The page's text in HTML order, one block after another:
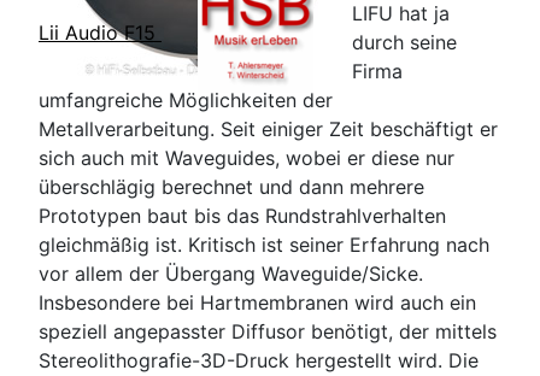
Lii Audio F15
LIFU hat ja
durch seine
Firma
umfangreiche Möglichkeiten der
Metallverarbeitung. Seit einiger Zeit beschäftigt er
sich auch mit Waveguides, wobei er diese nur
überschlägig berechnet und dann mehrere
Prototypen baut bis das Rundstrahlverhalten
gleichmäßig ist. Kritisch ist seiner Erfahrung nach
vor allem der Übergang Waveguide/Sicke.
Insbesondere bei Hartmembranen wird auch ein
speziell angepasster Diffusor benötigt, der mittels
Stereolithografie-3D-Druck hergestellt wird. Die